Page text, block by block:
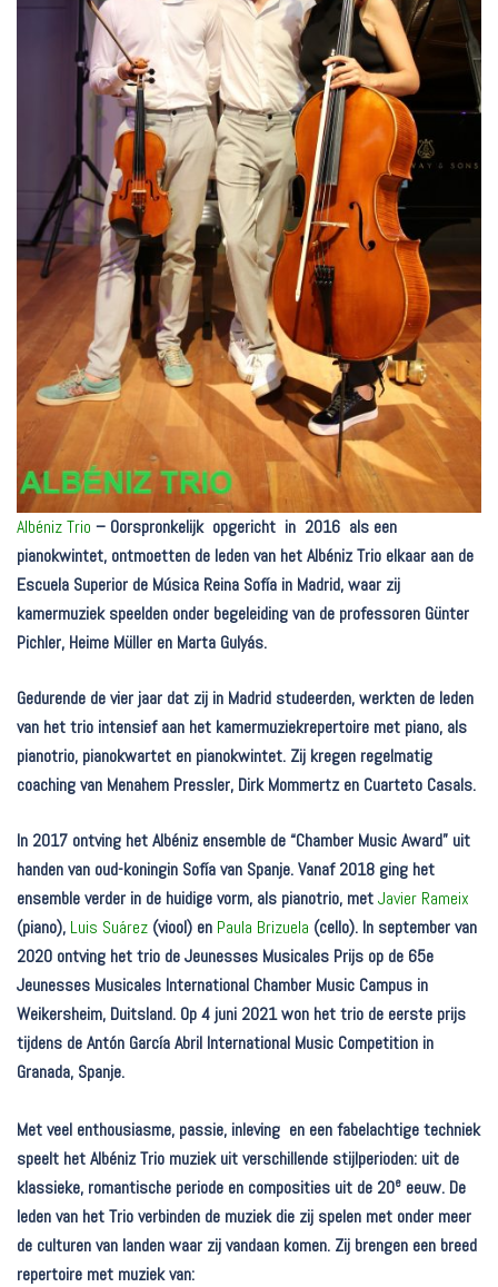
Albéniz Trio – Oorspronkelijk opgericht in 2016 als een
pianokwintet, ontmoetten de leden van het Albéniz Trio elkaar aan de
Escuela Superior de Música Reina Sofía in Madrid, waar zij
kamermuziekspeelden onder begeleiding van de professoren Günter
Pichler, Heime Müller en Marta Gulyás.
Gedurende de vier jaar dat zij in Madrid studeerden, werkten de leden
van het trio intensief aan het kamermuziekrepertoire met piano, als
pianotrio, pianokwartet en pianokwintet. Zij kregen regelmatig
coaching van Menahem Pressler, Dirk Mommertz en Cuarteto Casals.
In 2017 ontving het Albéniz ensemble de “Chamber Music Award” uit
handen van oud-koningin Sofía van Spanje. Vanaf 2018 ging het
ensemble verder in de huidige vorm, als pianotrio, metJavier Rameix
(piano), Luis Suárez (viool) en Paula Brizuela (cello). In september van
2020 ontving het trio de Jeunesses Musicales Prijs op de 65e
Jeunesses Musicales International Chamber Music Campus in
Weikersheim, Duitsland. Op 4 juni 2021 won het trio de eerste prijs
tijdens de Antón García Abril International Music Competition in
Granada, Spanje.
Met veel enthousiasme, passie, inleving en een fabelachtige techniek
speelt het Albéniz Trio muziek uit verschillende stijlperioden: uit de
klassieke, romantische periode en composities uit de 20e eeuw. De
leden van het Trio verbinden de muziek die zij spelen met onder meer
de culturen van landen waar zij vandaan komen. Zij brengen een breed
repertoire met muziek van: